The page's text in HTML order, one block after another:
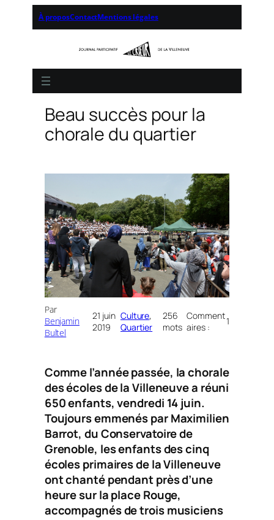
À proposContactMentions légales
Beau succès pour la
chorale du quartier
Par
Benjamin
Bultel
21 juin
2019
Culture
Quartier
256
mots
Comment
aires :
1
Comme l’année passée, la chorale
des écoles de la Villeneuve a réuni
650 enfants, vendredi 14 juin.
Toujours emmenés par Maximilien
Barrot, du Conservatoire de
Grenoble, les enfants des cinq
écoles primaires de la Villeneuve
ont chanté pendant près d’une
heure sur la place Rouge,
accompagnés de trois musiciens